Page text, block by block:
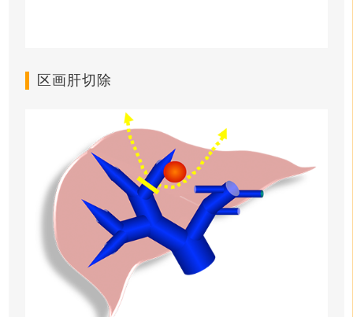
区画肝切除